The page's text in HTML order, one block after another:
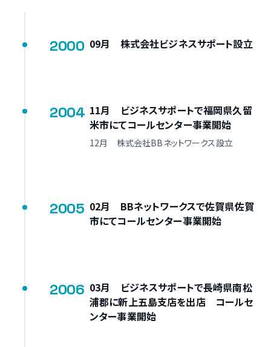
2000 09月 株式会社ビジネスサポート設立
2004 11月 ビジネスサポートで福岡県久留
米市にてコールセンター事業開始
12月 株式会社BBネットワークス設立
2005 02月 BBネットワークスで佐賀県佐賀
市にてコールセンター事業開始
2006 03月 ビジネスサポートで長崎県南松
浦郡に新上五島支店を出店 コールセ
ンター事業開始